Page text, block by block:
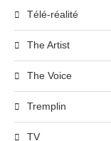
Télé-réalité
The Artist
The Voice
Tremplin
TV